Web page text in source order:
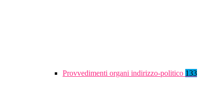
Provvedimenti organi indirizzo-politico 133